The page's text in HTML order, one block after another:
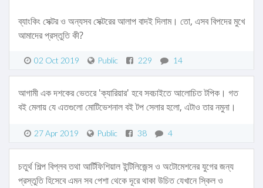
ব্যাংকিং সেক্টর ও অন্যসব সেক্টরের আলাপ বাদই দিলাম। তো, এসব বিপদের মুখে
আমাদের প্রস্তুতি কী?
02 Oct 2019 Public 229 14
আগামী এক দশকের ভেতরে 'ক্যারিয়ার' হবে সবচাইতে আলোচিত টপিক। গত
বই মেলায় যে এতগুলো মোটিভেশনাল বই টপ সেলার হলো, এটাও তার নমুনা।
27 Apr 2019 Public 38 4
চতুর্থ শিল্প বিপ্লব তথা আর্টিফিশিয়াল ইন্টিলিজেন্স ও অটোমেশনের যুগের জন্য
প্রস্তুতি হিসেবে এমন সব পেশা থেকে দূরে থাকা উচিত যেখানে স্কিল ও